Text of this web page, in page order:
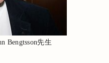
Bengtsson先生